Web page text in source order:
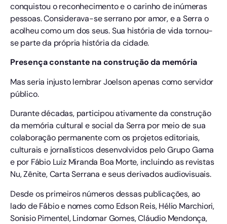
conquistou o reconhecimento e o carinho de inúmeras
pessoas. Considerava-se serrano por amor, e a Serra o
acolheu como um dos seus. Sua história de vida tornou-
se parte da própria história da cidade.
Presença constante na construção da memória
Mas seria injusto lembrar Joelson apenas como servidor
público.
Durante décadas, participou ativamente da construção
da memória cultural e social da Serra por meio de sua
colaboração permanente com os projetos editoriais,
culturais e jornalísticos desenvolvidos pelo Grupo Gama
e por Fábio Luiz Miranda Boa Morte, incluindo as revistas
Nu, Zênite, Carta Serrana e seus derivados audiovisuais.
Desde os primeiros números dessas publicações, ao
lado de Fábio e nomes como Edson Reis, Hélio Marchiori,
Sonisio Pimentel, Lindomar Gomes, Cláudio Mendonça,